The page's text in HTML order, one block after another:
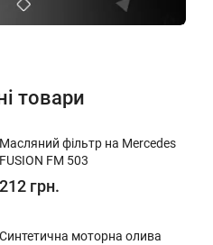
товари
Масляний фільтр на Mercedes
FUSION FM 503
212 грн.
Синтетична моторна олива